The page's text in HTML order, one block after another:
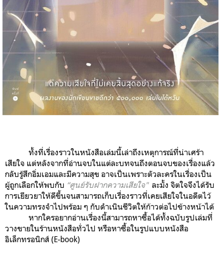
ทั้งที่เรื่องราวในหนังสือเล่มนี้เล่าถึงเหตุการณ์ที่น่าเศร้า
เสียใจ แต่หลังจากที่อ่านจบในแต่ละบทจนถึงตอนจบของเรื่องแล้ว
กลับรู้สึกอิ่มเอมและมีความสุข อาจเป็นเพราะตัวละครในเรื่องเป็น
ผู้ถูกเลือกให้พบกับ “ศูนย์รับฝากความเสียใจ" ละมั้ง จิตใจจึงได้รับ
การเยียวยาให้ดีขึ้นจนสามารถเก็บเรื่องราวที่เคยเสียใจในอดีตไว้
ในความทรงจำไปพร้อม ๆ กับดำเนินชีวิตให้ก้าวต่อไปข้างหน้าได้
หากใครอยากอ่านเรื่องนี้สามารถหาซื้อได้ทั้งฉบับรูปเล่มที่
วางขายในร้านหนังสือทั่วไป หรือหาซื้อในรูปแบบหนังสือ
อิเล็กทรอนิกส์ (E-book)